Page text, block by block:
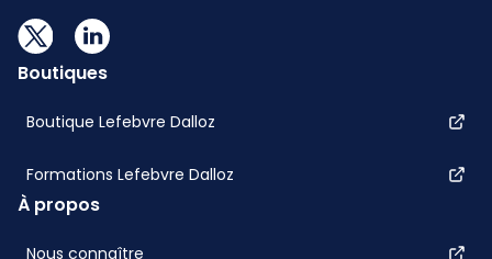
Boutiques
Boutique Lefebvre Dalloz
Formations Lefebvre Dalloz
À propos
Nous connaître